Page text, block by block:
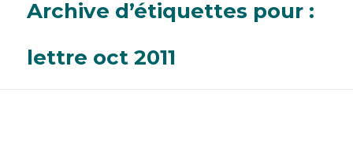
Archive d’étiquettes pour :
lettre oct 2011